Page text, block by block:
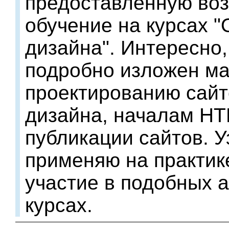
обучение на курсах
дизайна".
подробно изложен
проектированию
дизайна, началам
публикации сайтов.
применяю на
участие в подобных
курсах.